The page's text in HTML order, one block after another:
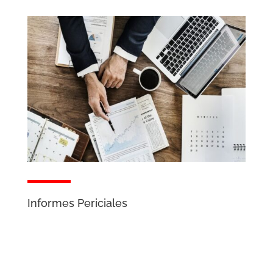
Informes Periciales